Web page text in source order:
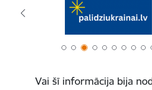
Vai šī informācija bija